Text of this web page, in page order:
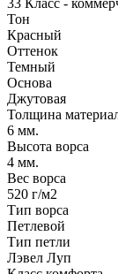
33 Класс -
Тон
Красный
Оттенок
Темный
Основа
Джутовая
Толщина
6 мм.
Высота ворса
4 мм.
Вес ворса
520 г/м2
Тип ворса
Петлевой
Тип петли
Лэвел Луп